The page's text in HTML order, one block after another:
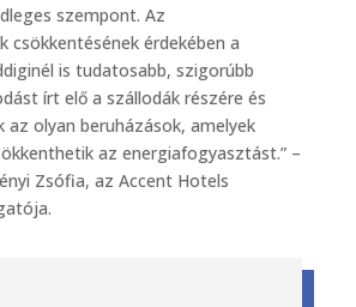
szempont. Az
csökkentésének érdekében a
is tudatosabb, szigorúbb
írt elő a szállodák részére és
az olyan beruházások, amelyek
az energiafogyasztást.” –
Zsófia, az Accent Hotels